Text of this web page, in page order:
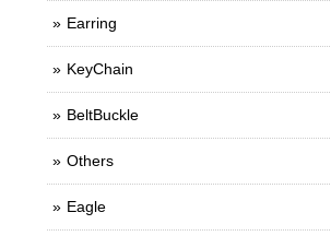
Earring
KeyChain
BeltBuckle
Others
Eagle